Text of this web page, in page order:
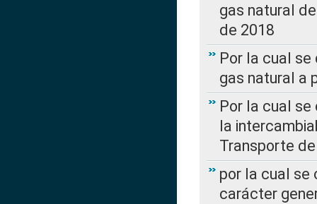
gas natural
de 2018
Por la cual
gas natural a
Por la cual
la
Transporte
por la cual se
carácter